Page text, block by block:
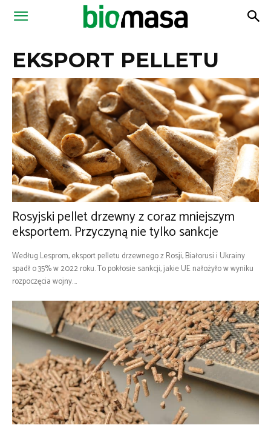
Magazyn
EKSPORT PELLETU
Rosyjski pellet drzewny z coraz mniejszym
eksportem. Przyczyną nie tylko sankcje
Według Lesprom, eksport pelletu drzewnego z Rosji, Białorusi i Ukrainy
spadł o 35% w 2022 roku. To pokłosie sankcji, jakie UE nałożyło w wyniku
rozpoczęcia wojny....